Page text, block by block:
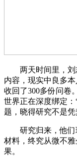
两天时间里，刘
内容，现实中良多
收回了300多份问卷
世界正在深度绑定
题，晓得研究不是凭
研究归来，他们
材料，终究从微不
果。